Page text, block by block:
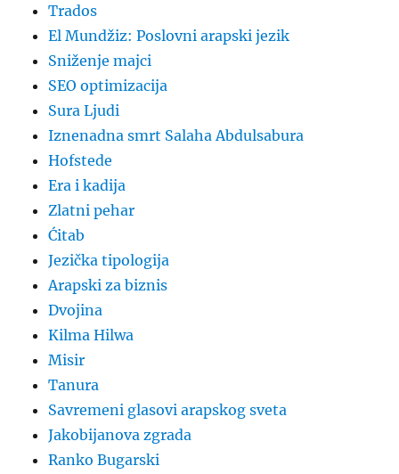
Trados
El Mundžiz: Poslovni arapski jezik
Sniženje majci
SEO optimizacija
Sura Ljudi
Iznenadna smrt Salaha Abdulsabura
Hofstede
Era i kadija
Zlatni pehar
Ćitab
Jezička tipologija
Arapski za biznis
Dvojina
Kilma Hilwa
Misir
Tanura
Savremeni glasovi arapskog sveta
Jakobijanova zgrada
Ranko Bugarski